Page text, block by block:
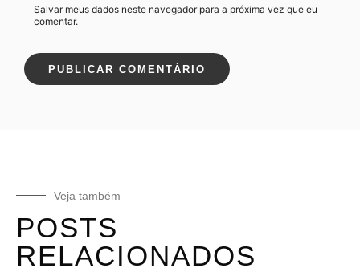
Salvar meus dados neste navegador para a próxima vez que eu
comentar.
Veja também
POSTS
RELACIONADOS